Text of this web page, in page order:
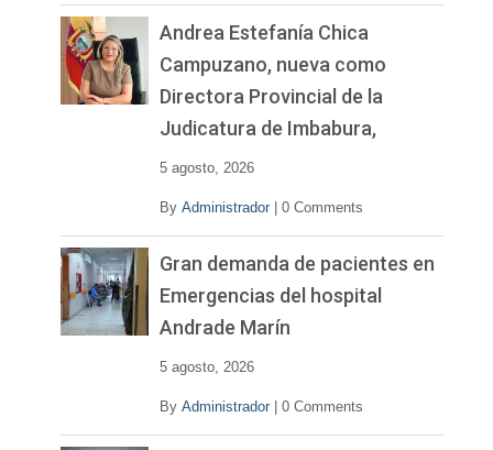
Andrea Estefanía Chica
Campuzano, nueva como
Directora Provincial de la
Judicatura de Imbabura,
5 agosto, 2026
By Administrador 0 Comments
Gran demanda de pacientes en
Emergencias del hospital
Andrade Marín
5 agosto, 2026
By Administrador 0 Comments